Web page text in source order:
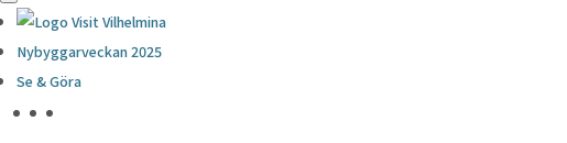
Nybyggarveckan 2025
Se & Göra